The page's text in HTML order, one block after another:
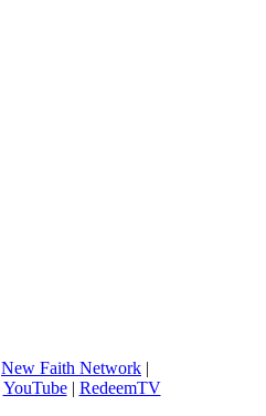
New Faith Network |
YouTube| RedeemTV